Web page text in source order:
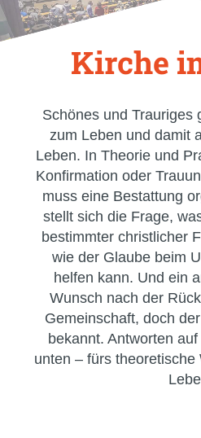
Kirche
Schönes und Trauriges
zum Leben und damit
Leben. In Theorie und
Konfirmation oder
muss eine Bestattung
stellt sich die Frage,
bestimmter christlicher
wie der Glaube beim
helfen kann. Und ein
Wunsch nach der
Gemeinschaft, doch
bekannt. Antworten
unten – fürs